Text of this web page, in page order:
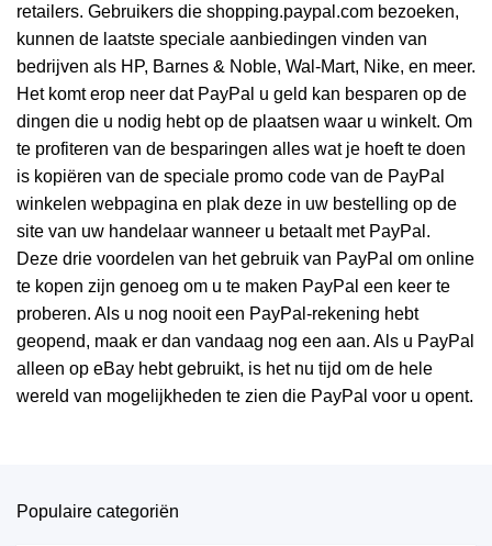
retailers. Gebruikers die shopping.paypal.com bezoeken,
kunnen de laatste speciale aanbiedingen vinden van
bedrijven als HP, Barnes & Noble, Wal-Mart, Nike, en meer.
Het komt erop neer dat PayPal u geld kan besparen op de
dingen die u nodig hebt op de plaatsen waar u winkelt. Om
te profiteren van de besparingen alles wat je hoeft te doen
is kopiëren van de speciale promo code van de PayPal
winkelen webpagina en plak deze in uw bestelling op de
site van uw handelaar wanneer u betaalt met PayPal.
Deze drie voordelen van het gebruik van PayPal om online
te kopen zijn genoeg om u te maken PayPal een keer te
proberen. Als u nog nooit een PayPal-rekening hebt
geopend, maak er dan vandaag nog een aan. Als u PayPal
alleen op eBay hebt gebruikt, is het nu tijd om de hele
wereld van mogelijkheden te zien die PayPal voor u opent.
Populaire categoriën